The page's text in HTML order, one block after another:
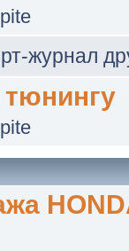
журнал